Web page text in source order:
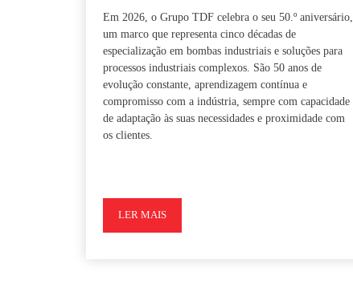
Em 2026, o Grupo TDF celebra o seu 50.º aniversário,
um marco que representa cinco décadas de
especialização em bombas industriais e soluções para
processos industriais complexos. São 50 anos de
evolução constante, aprendizagem contínua e
compromisso com a indústria, sempre com capacidade
de adaptação às suas necessidades e proximidade com
os clientes.
LER MAIS